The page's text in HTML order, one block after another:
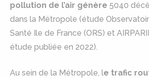
pollution de l’air génère 5040
dans la Métropole (étude
Santé Ile de France (ORS) et
étude publiée en 2022).
Au sein de la Métropole, le trafic